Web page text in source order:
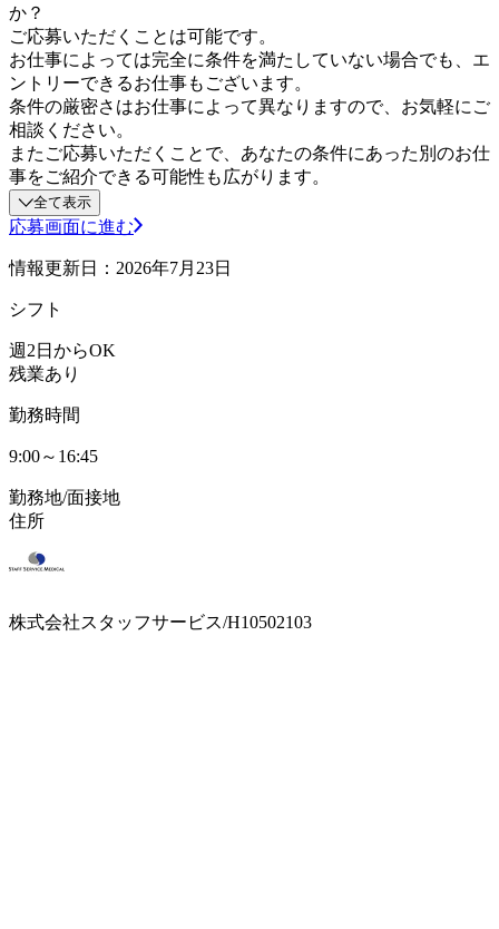
か？
ご応募いただくことは可能です。
お仕事によっては完全に条件を満たしていない場合でも、エ
ントリーできるお仕事もございます。
条件の厳密さはお仕事によって異なりますので、お気軽にご
相談ください。
またご応募いただくことで、あなたの条件にあった別のお仕
事をご紹介できる可能性も広がります。
全て表示
応募画面に進む
情報更新日：2026年7月23日
シフト
週2日からOK
残業あり
勤務時間
9:00～16:45
勤務地/面接地
住所
株式会社スタッフサービス/H10502103